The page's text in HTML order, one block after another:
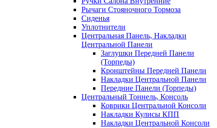
Рычаги Стояночного Тормоза
Сиденья
Уплотнители
Центральная Панель, Накладки
Центральной Панели
Заглушки Передней Панели
(Торпеды)
Кронштейны Передней Панели
Накладки Центральной Панели
Передние Панели (Торпеды)
Центральный Тоннель, Консоль
Коврики Центральной Консоли
Накладки Кулисы КПП
Накладки Центральной Консоли